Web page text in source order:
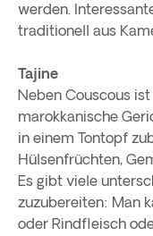
werden.
traditionell aus
Tajine
Neben Couscous
marokkanische
in einem Tontopf
Hülsenfrüchten,
Es gibt viele
zuzubereiten: Man
oder Rindfleisch